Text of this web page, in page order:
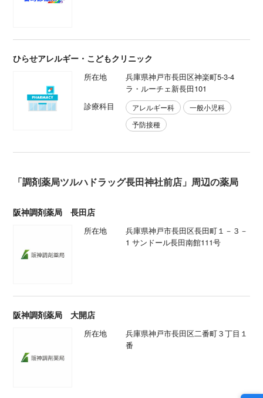
ひらせアレルギー・こどもクリニック
所在地
兵庫県神戸市長田区神楽町5-3-4
ラ・ルーチェ新長田101
診療科目
アレルギー科
一般小児科
予防接種
「調剤薬局ツルハドラッグ長田神社前店」周辺の薬局
阪神調剤薬局 長田店
所在地
兵庫県神戸市長田区長田町１－３－
1 サンドール長田南館111号
阪神調剤薬局 大開店
所在地
兵庫県神戸市長田区二番町３丁目１
番